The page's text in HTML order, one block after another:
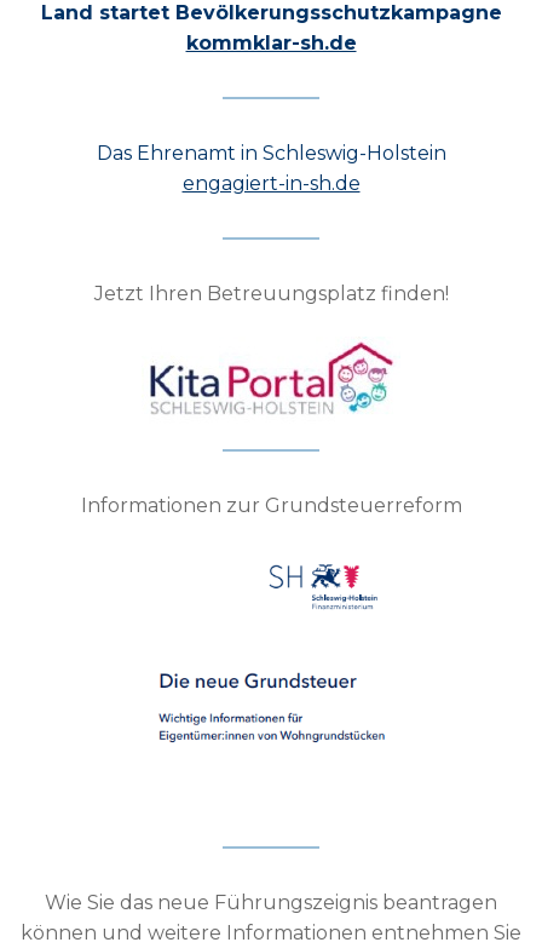
Land startet Bevölkerungsschutzkampagne
kommklar-sh.de
Das Ehrenamt in Schleswig-Holstein
engagiert-in-sh.de
Jetzt Ihren Betreuungsplatz finden!
Informationen zur Grundsteuerreform
Wie Sie das neue Führungszeignis beantragen
können und weitere Informationen entnehmen Sie